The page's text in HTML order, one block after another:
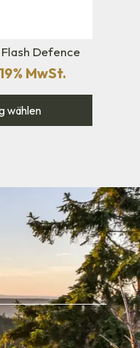
Defence
MwSt.
wählen